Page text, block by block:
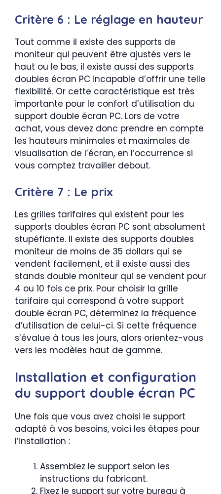
Critère 6 : Le réglage en hauteur
Tout comme il existe des supports de
moniteur qui peuvent être ajustés vers le
haut ou le bas, il existe aussi des supports
doubles écran PC incapable d’offrir une telle
flexibilité. Or cette caractéristique est très
importante pour le confort d’utilisation du
support double écran PC. Lors de votre
achat, vous devez donc prendre en compte
les hauteurs minimales et maximales de
visualisation de l’écran, en l’occurrence si
vous comptez travailler debout.
Critère 7 : Le prix
Les grilles tarifaires qui existent pour les
supports doubles écran PC sont absolument
stupéfiante. Il existe des supports doubles
moniteur de moins de 35 dollars qui se
vendent facilement, et il existe aussi des
stands double moniteur qui se vendent pour
4 ou 10 fois ce prix. Pour choisir la grille
tarifaire qui correspond à votre support
double écran PC, déterminez la fréquence
d’utilisation de celui-ci. Si cette fréquence
s’évalue à tous les jours, alors orientez-vous
vers les modèles haut de gamme.
Installation et configuration
du support double écran PC
Une fois que vous avez choisi le support
adapté à vos besoins, voici les étapes pour
l’installation :
Assemblez le support selon les
instructions du fabricant.
Fixez le support sur votre bureau à